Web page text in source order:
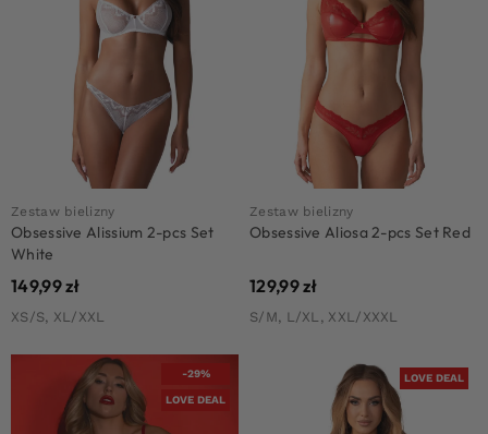
Zestaw bielizny
Obsessive Alissium 2-pcs Set
White
149,99zł
XS/S, XL/XXL
Zestaw bielizny
Obsessive Aliosa 2-pcs Set Red
129,99zł
S/M, L/XL, XXL/XXXL
-29%
LOVE DEAL
LOVE DEAL